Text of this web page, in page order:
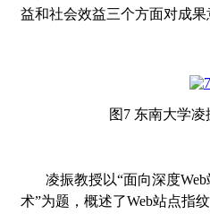
益和社会效益三个方面对成果
图7 东南大学凌
凌振教授以“面向深度Web
术”为题，概述了Web站点指